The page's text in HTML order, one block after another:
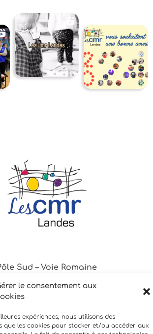
le consentement aux
expériences, nous utilisons des
que les cookies pour stocker et/ou accéder aux
Sud – Voie Romaine
Saint-Vincent de Tyrosse
05 58 41 46 68